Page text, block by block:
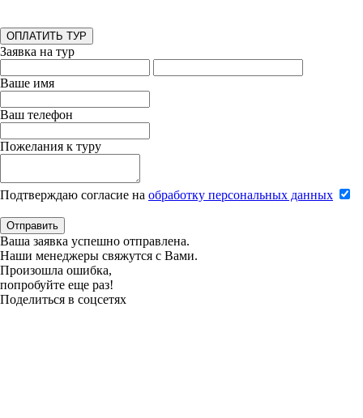
ОПЛАТИТЬ ТУР
Заявка на тур
Ваше имя
Ваш телефон
Пожелания к туру
Подтверждаю согласие на обработку персональных данных
Отправить
Ваша заявка успешно отправлена.
Наши менеджеры свяжутся с Вами.
Произошла ошибка,
попробуйте еще раз!
Поделиться в соцсетях